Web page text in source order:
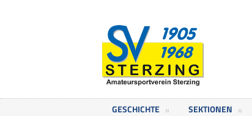
GESCHICHTE SEKTIONEN